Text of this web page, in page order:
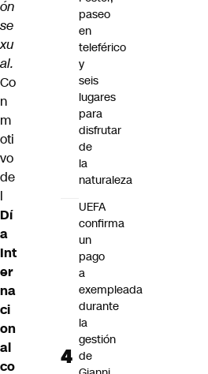
ón
se
xu
al.
Co
n
m
oti
vo
de
l
Dí
a
Int
er
na
ci
on
al
co
paseo
en
teleférico
y
seis
lugares
para
disfrutar
de
la
naturaleza
UEFA
confirma
un
pago
a
exempleada
durante
la
gestión
de